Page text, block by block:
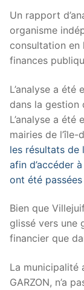
Un rapport
organisme
consultation en
finances
L’analyse a
dans la gestion
L’analyse a
mairies de l’île-
les résultats de
afin d’accéder
ont été
Bien que
glissé vers une
financier que
La municipalité
GARZON, n’a